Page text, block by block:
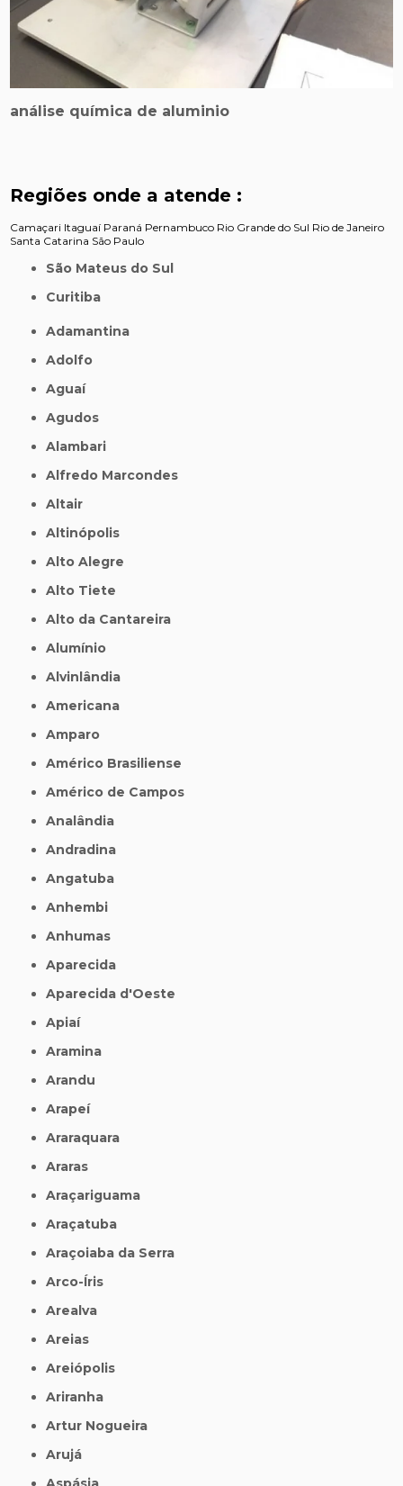
análise química de aluminio
Regiões onde a atende :
Camaçari Itaguaí Paraná Pernambuco Rio Grande do Sul Rio de Janeiro
Santa Catarina São Paulo
São Mateus do Sul
Curitiba
Adamantina
Adolfo
Aguaí
Agudos
Alambari
Alfredo Marcondes
Altair
Altinópolis
Alto Alegre
Alto Tiete
Alto da Cantareira
Alumínio
Alvinlândia
Americana
Amparo
Américo Brasiliense
Américo de Campos
Analândia
Andradina
Angatuba
Anhembi
Anhumas
Aparecida
Aparecida d'Oeste
Apiaí
Aramina
Arandu
Arapeí
Araraquara
Araras
Araçariguama
Araçatuba
Araçoiaba da Serra
Arco-Íris
Arealva
Areias
Areiópolis
Ariranha
Artur Nogueira
Arujá